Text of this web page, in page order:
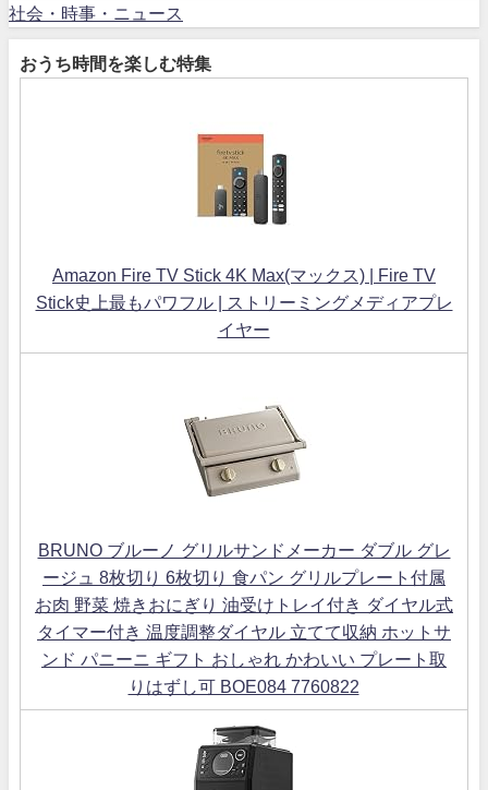
社会・時事・ニュース
おうち時間を楽しむ特集
Amazon Fire TV Stick 4K Max(マックス) | Fire TV
Stick史上最もパワフル | ストリーミングメディアプレ
イヤー
BRUNO ブルーノ グリルサンドメーカー ダブル グレ
ージュ 8枚切り 6枚切り 食パン グリルプレート付属
お肉 野菜 焼きおにぎり 油受けトレイ付き ダイヤル式
タイマー付き 温度調整ダイヤル 立てて収納 ホットサ
ンド パニーニ ギフト おしゃれ かわいい プレート取
りはずし可 BOE084 7760822